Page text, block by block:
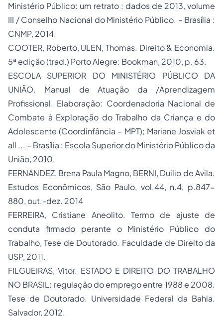
Ministério Público: um retrato : dados de 2013, volume
III / Conselho Nacional do Ministério Público. – Brasília :
CNMP, 2014.
COOTER, Roberto, ULEN, Thomas. Direito & Economia.
5ª edição (trad.) Porto Alegre: Bookman, 2010, p. 63.
ESCOLA SUPERIOR DO MINISTÉRIO PÚBLICO DA
UNIÃO. Manual de Atuação da /Aprendizagem
Profissional. Elaboração: Coordenadoria Nacional de
Combate à Exploração do Trabalho da Criança e do
Adolescente (Coordinfância – MPT); Mariane Josviak et
all ... – Brasília : Escola Superior do Ministério Público da
União, 2010.
FERNANDEZ, Brena Paula Magno, BERNI, Duilio de Avila.
Estudos Econômicos, São Paulo, vol.44, n.4, p.847-
880, out.-dez. 2014
FERREIRA, Cristiane Aneolito. Termo de ajuste de
conduta firmado perante o Ministério Público do
Trabalho, Tese de Doutorado. Faculdade de Direito da
USP, 2011.
FILGUEIRAS, Vitor. ESTADO E DIREITO DO TRABALHO
NO BRASIL: regulação do emprego entre 1988 e 2008.
Tese de Doutorado. Universidade Federal da Bahia.
Salvador, 2012.